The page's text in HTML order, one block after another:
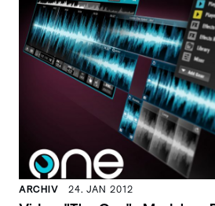
ARCHIV 24. JAN 2012